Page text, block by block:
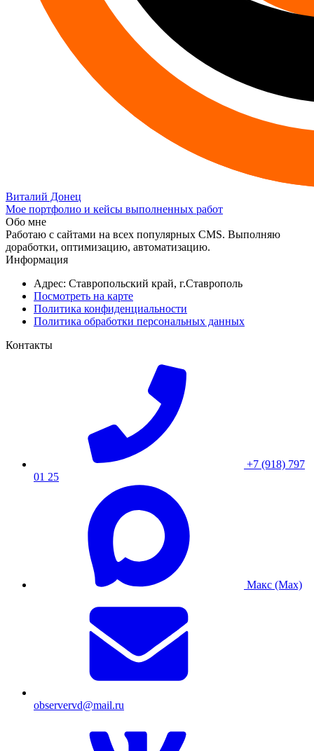
Виталий Донец
Мое портфолио и кейсы выполненных работ
Обо мне
Работаю с сайтами на всех популярных CMS. Выполняю
доработки, оптимизацию, автоматизацию.
Информация
Адрес: Ставропольский край, г.Ставрополь
Посмотреть на карте
Политика конфиденциальности
Политика обработки персональных данных
Контакты
+7 (918) 797
01 25
Макс (Max)
observervd@mail.ru